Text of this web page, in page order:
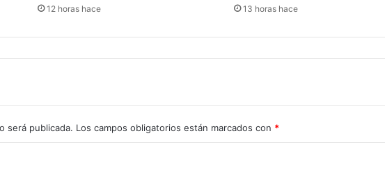
12 horas hace 13 horas hace
será publicada. Los campos obligatorios están marcados con *